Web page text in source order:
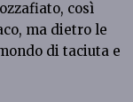
così
ma dietro le
di taciuta e